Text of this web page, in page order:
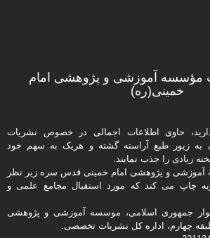
مؤسسه آموزشی و پژوهشی امام
خمینی(ره)
حاوی اطلاعات اجمالی در خصوص نشریات
زیور طبع آراسته گشته و هریک به سهم خود
زیادی را جذب نمایند.
آموزشی و پژوهشی امام خمینی قدس سره زیر نظر
پژوهش 18 نشریه چاپ می کند که مورد استقبال مجامع علمی و
بلوار جمهوری اسلامی، موسسه آموزشی و پژوهشی
چهارم، اداره كل نشریات تخصصی.